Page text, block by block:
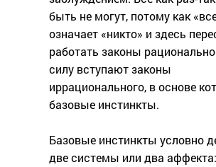
быть не могут, потому как
означает «никто» и здесь
работать законы
силу вступают законы
иррационального, в основе
базовые инстинкты.
Базовые инстинкты условно
две системы или два аффекта: